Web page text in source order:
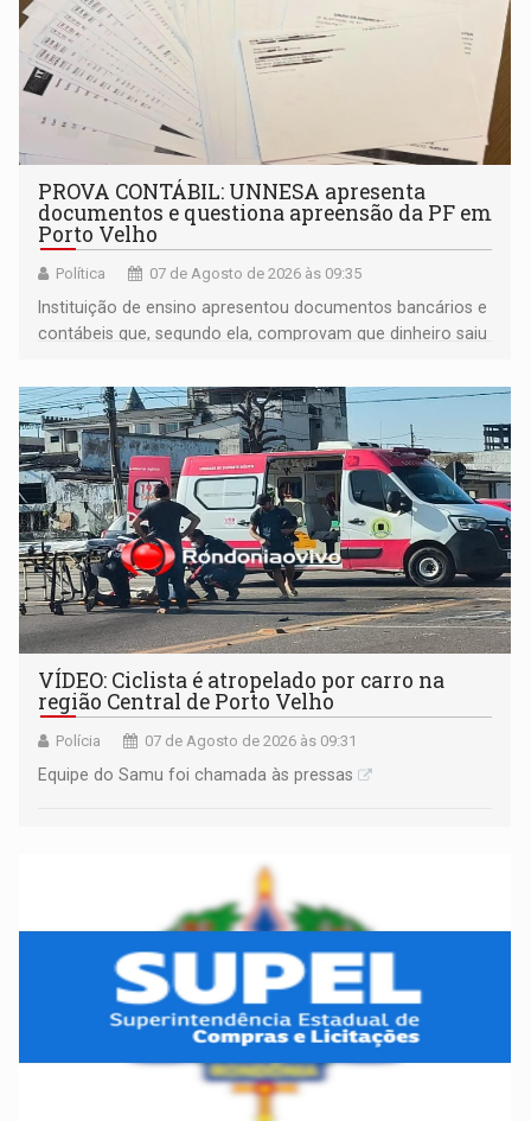
PROVA CONTÁBIL: UNNESA apresenta
documentos e questiona apreensão da PF em
Porto Velho
Política 07 de Agosto de 2026 às 09:35
Instituição de ensino apresentou documentos bancários e
contábeis que, segundo ela, comprovam que dinheiro saiu
apreendido quando já estava dentro da sede da entidade
— em pleno ano eleitoral em Rondônia
VÍDEO: Ciclista é atropelado por carro na
região Central de Porto Velho
Polícia 07 de Agosto de 2026 às 09:31
Equipe do Samu foi chamada às pressas